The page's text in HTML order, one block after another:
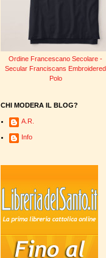
Ordine Francescano Secolare -
Secular Franciscans Embroidered
Polo
CHI MODERA IL BLOG?
A.R.
Info